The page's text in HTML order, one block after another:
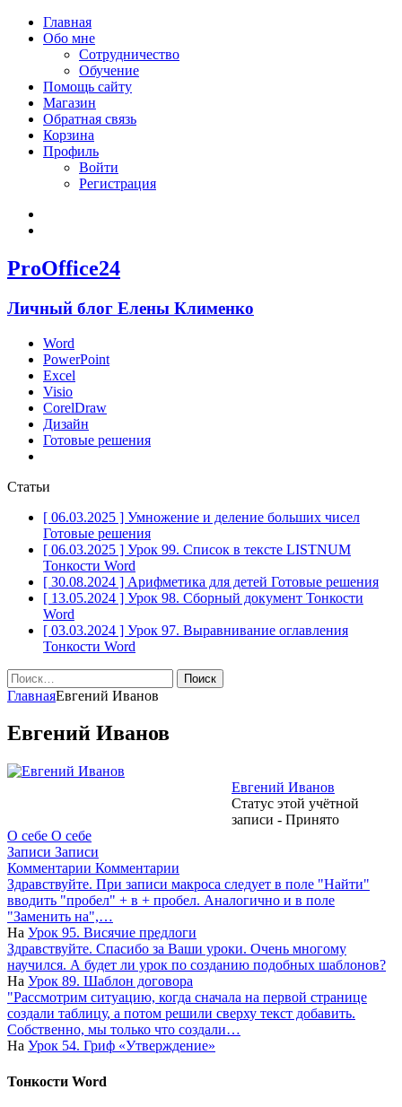
Главная
Обо мне
Сотрудничество
Обучение
Помощь сайту
Магазин
Обратная связь
Корзина
Профиль
Войти
Регистрация
ProOffice24
Личный блог Елены Клименко
Word
PowerPoint
Excel
Visio
CorelDraw
Дизайн
Готовые решения
Статьи
[ 06.03.2025 ] Умножение и деление больших чисел
Готовые решения
[ 06.03.2025 ] Урок 99. Список в тексте LISTNUM
Тонкости Word
[ 30.08.2024 ] Арифметика для детей Готовые решения
[ 13.05.2024 ] Урок 98. Сборный документ Тонкости
Word
[ 03.03.2024 ] Урок 97. Выравнивание оглавления
Тонкости Word
Найти:
ГлавнаяЕвгений Иванов
Евгений Иванов
Евгений Иванов
Статус этой учётной
записи - Принято
О себе О себе
Записи Записи
Комментарии Комментарии
Здравствуйте. При записи макроса следует в поле "Найти"
вводить "пробел" + в + пробел. Аналогично и в поле
"Заменить на",…
На Урок 95. Висячие предлоги
Здравствуйте. Спасибо за Ваши уроки. Очень многому
научился. А будет ли урок по созданию подобных шаблонов?
На Урок 89. Шаблон договора
"Рассмотрим ситуацию, когда сначала на первой странице
создали таблицу, а потом решили сверху текст добавить.
Собственно, мы только что создали…
На Урок 54. Гриф «Утверждение»
Тонкости Word